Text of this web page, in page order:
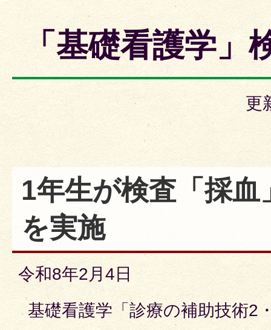
「基礎看護学」
更
1年生が検査「採血
を実施
令和8年2月4日
基礎看護学「診療の補助技術2